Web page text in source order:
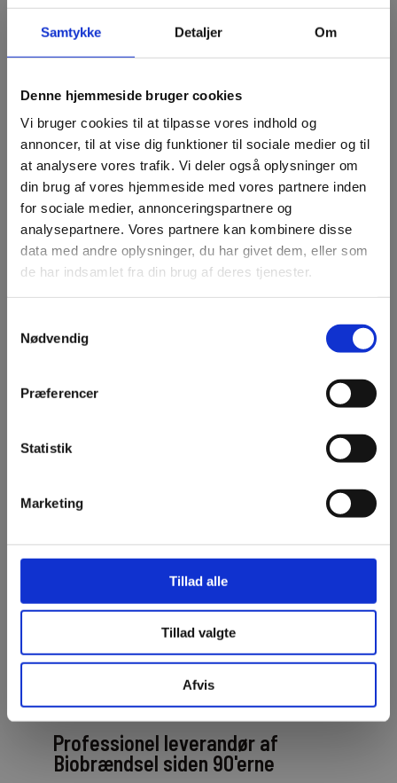
Samtykke Detaljer Om
Denne hjemmeside bruger cookies
Vi bruger cookies til at tilpasse vores indhold og
annoncer, til at vise dig funktioner til sociale medier og til
at analysere vores trafik. Vi deler også oplysninger om
din brug af vores hjemmeside med vores partnere inden
for sociale medier, annonceringspartnere og
analysepartnere. Vores partnere kan kombinere disse
data med andre oplysninger, du har givet dem, eller som
de har indsamlet fra din brug af deres tjenester.
Nødvendig
Præferencer
Statistik
Marketing
Tillad alle
Tillad valgte
Afvis
Fremstillet af: Södra
Antal baller per palle: 21 stk.
Antal kg per balle: ca. 23 kg
_____________________________
Fugtindhold: ca. 15%
Materiale: Rent hvidt nåletræ
Godkendelse: SPF-Godkendt
Oprindelsesland: Sverige
___________________________________________________________
_____________________________
Emballage: Engangspalle og strækfilm
Professionel leverandør af
Biobrændsel siden 90'erne